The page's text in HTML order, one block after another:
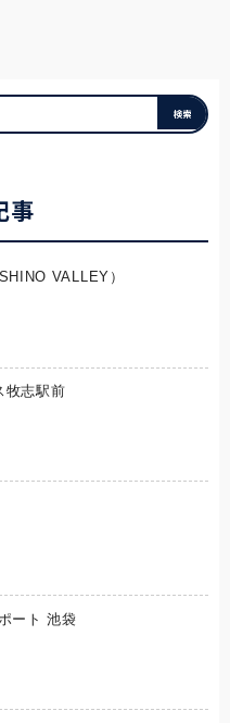
事
VALLEY）
牧志駅前
ート 池袋